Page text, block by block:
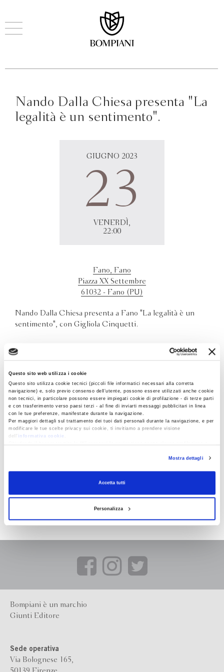
Questo sito web utilizza i cookie
Questo sito utilizza cookie tecnici (piccoli file informatici necessari alla corretta
navigazione) e, solo previo consenso dell’utente, possono essere utilizzati anche cookie
non tecnici, in particolare possono essere impiegati cookie di profilazione - di terze parti
e con trasferimento verso paesi terzi - al fine di inviarti messaggi pubblicitari in linea
con le tue preferenze, manifestate durante la navigazione.
Per maggiori dettagli sul trattamento dei tuoi dati personali durante la navigazione, e per
modificare le tue scelte privacy sui cookie, ti invitiamo a prendere visione
dell’
informativa cookie
RevocaMostra dettagli
Accetta tutti
Personalizza
Nando Dalla Chiesa presenta "La
legalità è un sentimento".
GIUGNO 2023
23
VENERDÌ,
22:00
Fano, Fano
Piazza XX Settembre
61032 - Fano (PU)
Nando Dalla Chiesa presenta a Fano "La legalità è un
sentimento", con Gigliola Cinquetti.
Bompiani è un marchio
Giunti Editore
Sede operativa
Via Bolognese 165,